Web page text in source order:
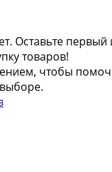
Оставьте первый
товаров!
чтобы